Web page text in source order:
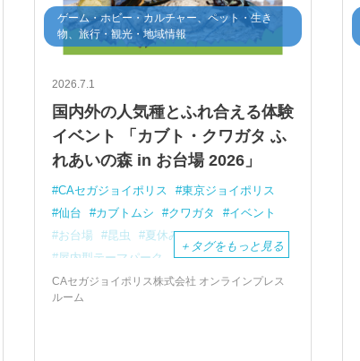
ゲーム・ホビー・カルチャー、ペット・生き
物、旅行・観光・地域情報
2026.7.1
国内外の人気種とふれ合える体験
イベント 「カブト・クワガタ ふ
れあいの森 in お台場 2026」
CAセガジョイポリス
東京ジョイポリス
仙台
カブトムシ クワガタ
イベント
お台場
昆虫
夏休み
屋内型テーマパーク
＋ タグをもっと見る
CAセガジョイポリス株式会社 オンラインプレス
ルーム